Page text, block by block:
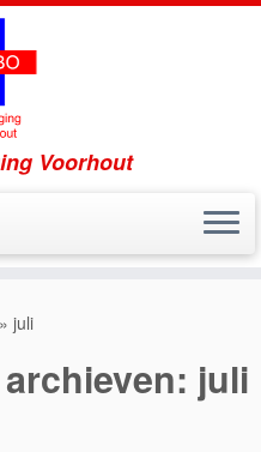
Voorhout
» juli
juli